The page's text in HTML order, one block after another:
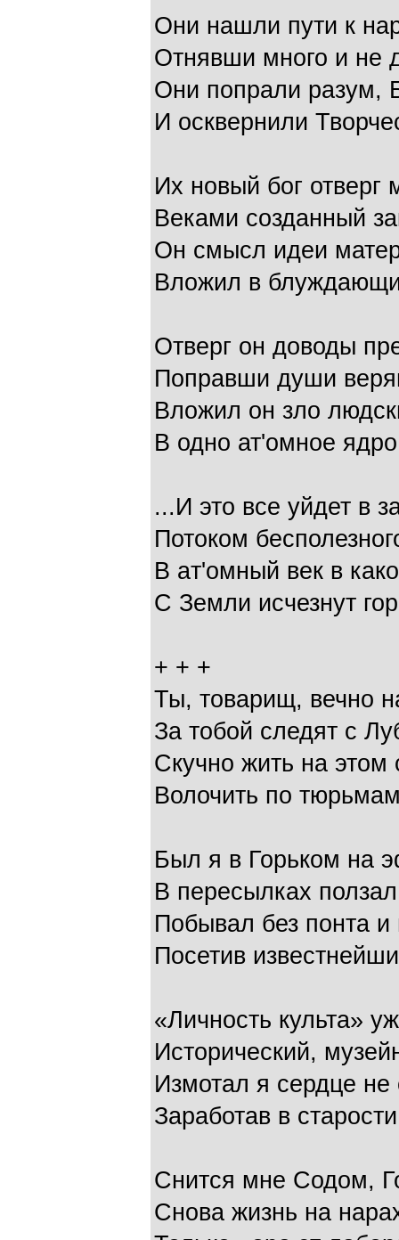
Они нашли пути к
Отнявши много и не
Они попрали разум,
И осквернили
Их новый бог отверг
Веками созданный
Он смысл идеи
Вложил в
Отверг он доводы
Поправши души
Вложил он зло
В одно ат'омное
...И это все уйдет в
Потоком
В aт'омный век в
С Земли исчезнут
+ + +
Ты, товарищ, вечно
За тобой следят с
Скучно жить на этом
Волочить по
Был я в Горьком на
В пересылках
Побывал без понта
Посетив
«Личность культа»
Исторический,
Измотал я сердце не
Заработав в
Снится мне Содом,
Снова жизнь на